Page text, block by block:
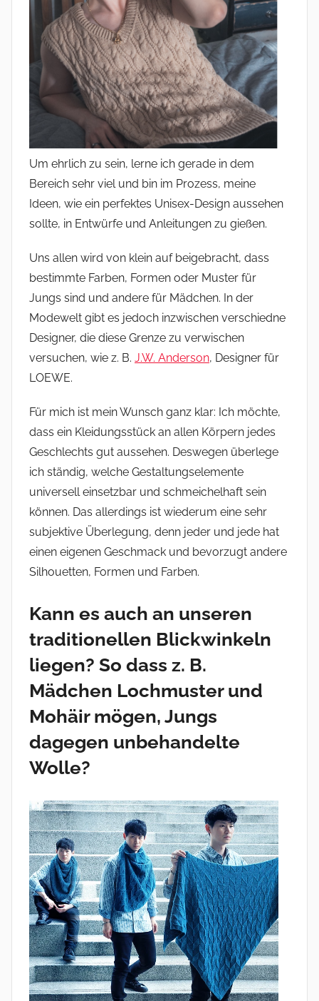
Um ehrlich zu sein, lerne ich gerade in dem
Bereich sehr viel und bin im Prozess, meine
Ideen, wie ein perfektes Unisex-Design aussehen
sollte, in Entwürfe und Anleitungen zu gießen.
Uns allen wird von klein auf beigebracht, dass
bestimmte Farben, Formen oder Muster für
Jungs sind und andere für Mädchen. In der
Modewelt gibt es jedoch inzwischen verschiedne
Designer, die diese Grenze zu verwischen
versuchen, wie z. B. J.W. Anderson, Designer für
LOEWE.
Für mich ist mein Wunsch ganz klar: Ich möchte,
dass ein Kleidungsstück an allen Körpern jedes
Geschlechts gut aussehen. Deswegen überlege
ich ständig, welche Gestaltungselemente
universell einsetzbar und schmeichelhaft sein
können. Das allerdings ist wiederum eine sehr
subjektive Überlegung, denn jeder und jede hat
einen eigenen Geschmack und bevorzugt andere
Silhouetten, Formen und Farben.
Kann es auch an unseren
traditionellen Blickwinkeln
liegen? So dass z. B.
Mädchen Lochmuster und
Mohäir mögen, Jungs
dagegen unbehandelte
Wolle?